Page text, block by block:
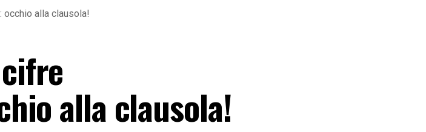
occhio alla clausola!
alla clausola!